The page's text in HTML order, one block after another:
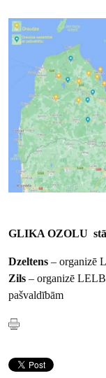
GLIKA OZOLU
Dzeltens – organizē
Zils – organizē
pašvaldībām